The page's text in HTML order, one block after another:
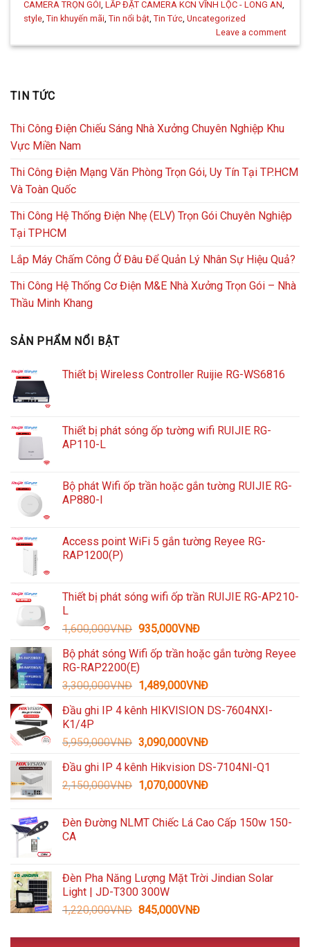
CAMERA TRỌN GÓI ,LẮP ĐẶT CAMERA KCN VĨNH LỘC - LONG AN
style ,Tin khuyến mãi ,Tin nổi bật ,Tin Tức ,Uncategorized
Leave a comment
TIN TỨC
Thi Công Điện Chiếu Sáng Nhà Xưởng Chuyên Nghiệp Khu
Vực Miền Nam
Thi Công Điện Mạng Văn Phòng Trọn Gói, Uy Tín Tại TP.HCM
Và Toàn Quốc
Thi Công Hệ Thống Điện Nhẹ (ELV) Trọn Gói Chuyên Nghiệp
Tại TPHCM
Lắp Máy Chấm Công Ở Đâu Để Quản Lý Nhân Sự Hiệu Quả?
Thi Công Hệ Thống Cơ Điện M&E Nhà Xưởng Trọn Gói – Nhà
Thầu Minh Khang
SẢN PHẨM NỔI BẬT
Thiết bị Wireless Controller Ruijie RG-WS6816
Thiết bị phát sóng ốp tường wifi RUIJIE RG-
AP110-L
Bộ phát Wifi ốp trần hoặc gắn tường RUIJIE RG-
AP880-I
Access point WiFi 5 gắn tường Reyee RG-
RAP1200(P)
Thiết bị phát sóng wifi ốp trần RUIJIE RG-AP210-
L
1,600,000VNĐ Giá
là:
1,600,000VNĐ.
935,000VNĐGiá
tại
935,000VNĐ.
Bộ phát sóng Wifi ốp trần hoặc gắn tường Reyee
RG-RAP2200(E)
3,300,000VNĐ Giá
là:
1,489,000VNĐGiá
tại
1,489,000VNĐ.
Đầu ghi IP 4 kênh HIKVISION DS-7604NXI-
K1/4P
5,959,000VNĐ Giá
là:
5,959,000VNĐ.
3,090,000VNĐGiá
tại
là:
Đầu ghi IP 4 kênh Hikvision DS-7104NI-Q1
2,150,000VNĐ Giá
2,150,000VNĐ.
1,070,000VNĐGiá
là:
Đèn Đường NLMT Chiếc Lá Cao Cấp 150w 150-
CA
Đèn Pha Năng Lượng Mặt Trời Jindian Solar
Light | JD-T300 300W
1,220,000VNĐ Giá
là:
845,000VNĐGiá
tại